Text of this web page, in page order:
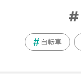
自転車